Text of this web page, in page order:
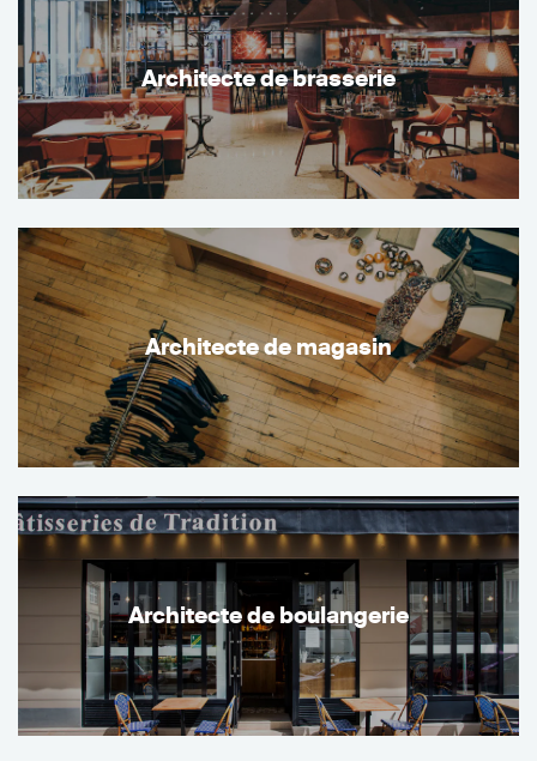
Architecte de brasserie
Architecte de magasin
Architecte de boulangerie